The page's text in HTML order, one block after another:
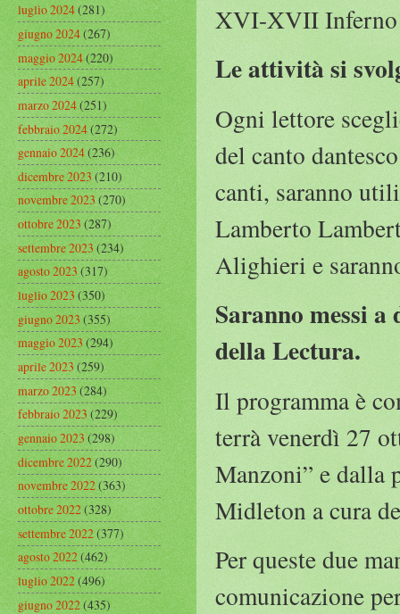
XVI-XVII Inferno
Le attività si
Ogni lettore
del canto
canti, saranno
Lamberto
Alighieri e
Saranno messi
della Lectura.
Il programma è
terrà venerdì 27
Manzoni” e dalla
Midleton a cura
Per queste due
comunicazione
luglio 2024(281)
giugno 2024(267)
maggio 2024(220)
aprile 2024(257)
marzo 2024(251)
febbraio 2024(272)
gennaio 2024(236)
dicembre 2023(210)
novembre 2023(270)
ottobre 2023(287)
settembre 2023(234)
agosto 2023(317)
luglio 2023(350)
giugno 2023(355)
maggio 2023(294)
aprile 2023(259)
marzo 2023(284)
febbraio 2023(229)
gennaio 2023(298)
dicembre 2022(290)
novembre 2022(363)
ottobre 2022(328)
settembre 2022(377)
agosto 2022(462)
luglio 2022(496)
giugno 2022(435)